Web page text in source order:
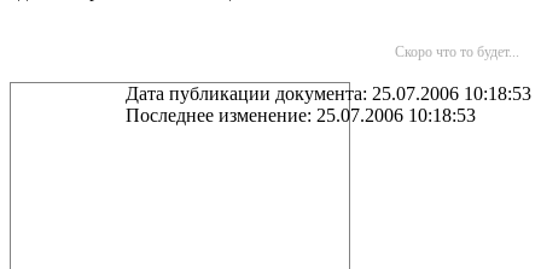
Скоро что то будет...
Дата публикации документа: 25.07.2006 10:18:53
Последнее изменение: 25.07.2006 10:18:53